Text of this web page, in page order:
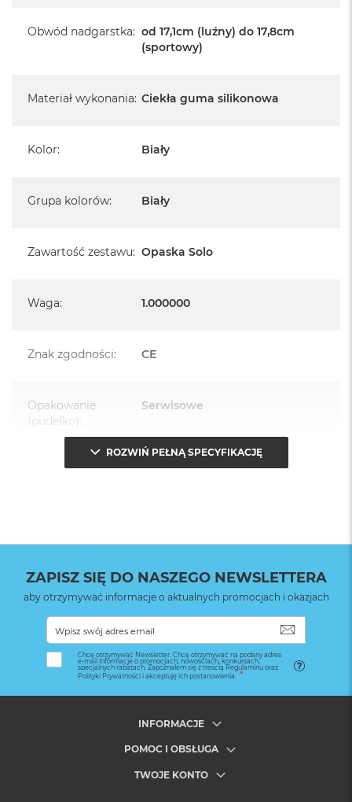
Obwód nadgarstka: od 17,1cm (luźny) do 17,8cm
(sportowy)
Materiał wykonania: Ciekła guma silikonowa
Kolor: Biały
Grupa kolorów: Biały
Zawartość zestawu: Opaska Solo
Waga: 1.000000
Znak zgodności: CE
Opakowanie
(pudełko):
Serwisowe
ROZWIŃ PEŁNĄ SPECYFIKACJĘ
ZAPISZ SIĘ DO NASZEGO NEWSLETTERA
aby otrzymywać informacje o aktualnych promocjach i okazjach
Chcę otrzymywać Newsletter. Chcę otrzymywać na podany adres
e-mail informacje o promocjach, nowościach, konkursach,
specjalnych rabatach. Zapoznałem się z treścią Regulaminu oraz
Polityki Prywatności i akceptuję ich postanowienia.
INFORMACJE
POMOC I OBSŁUGA
TWOJE KONTO